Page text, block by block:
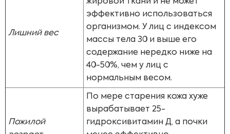
Лишний вес
эффективно использоваться
организмом. У лиц с индексом
массы тела 30 и выше его
содержание нередко ниже на
40-50%, чем у лиц с
нормальным весом.
Пожилой
По мере старения кожа хуже
вырабатывает 25-
гидроксивитамин Д, а почки